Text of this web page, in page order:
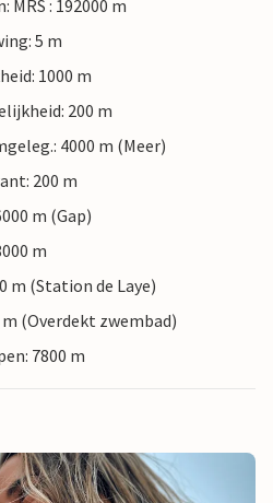
: 192000 m
5 m
1000 m
200 m
4000 m (Meer)
200 m
m (Gap)
m
m (Station de Laye)
(Overdekt zwembad)
7800 m